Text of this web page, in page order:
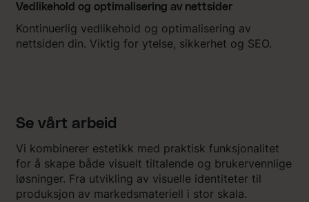
Vedlikehold og optimalisering av nettsider
Kontinuerlig vedlikehold og optimalisering av
nettsiden din. Viktig for ytelse, sikkerhet og SEO.
Se vårt arbeid
Vi kombinerer estetikk med praktisk funksjonalitet
for å skape både visuelt tiltalende og brukervennlige
løsninger. Fra utvikling av visuelle identiteter til
produksjon av markedsmateriell i stor skala.